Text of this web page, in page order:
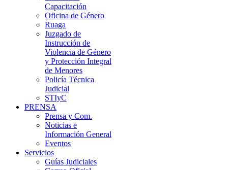
Capacitación
Oficina de Género
Ruaga
Juzgado de
Instrucción de
Violencia de Género
y Protección Integral
de Menores
Policía Técnica
Judicial
STIyC
PRENSA
Prensa y Com.
Noticias e
Información General
Eventos
Servicios
Guías Judiciales